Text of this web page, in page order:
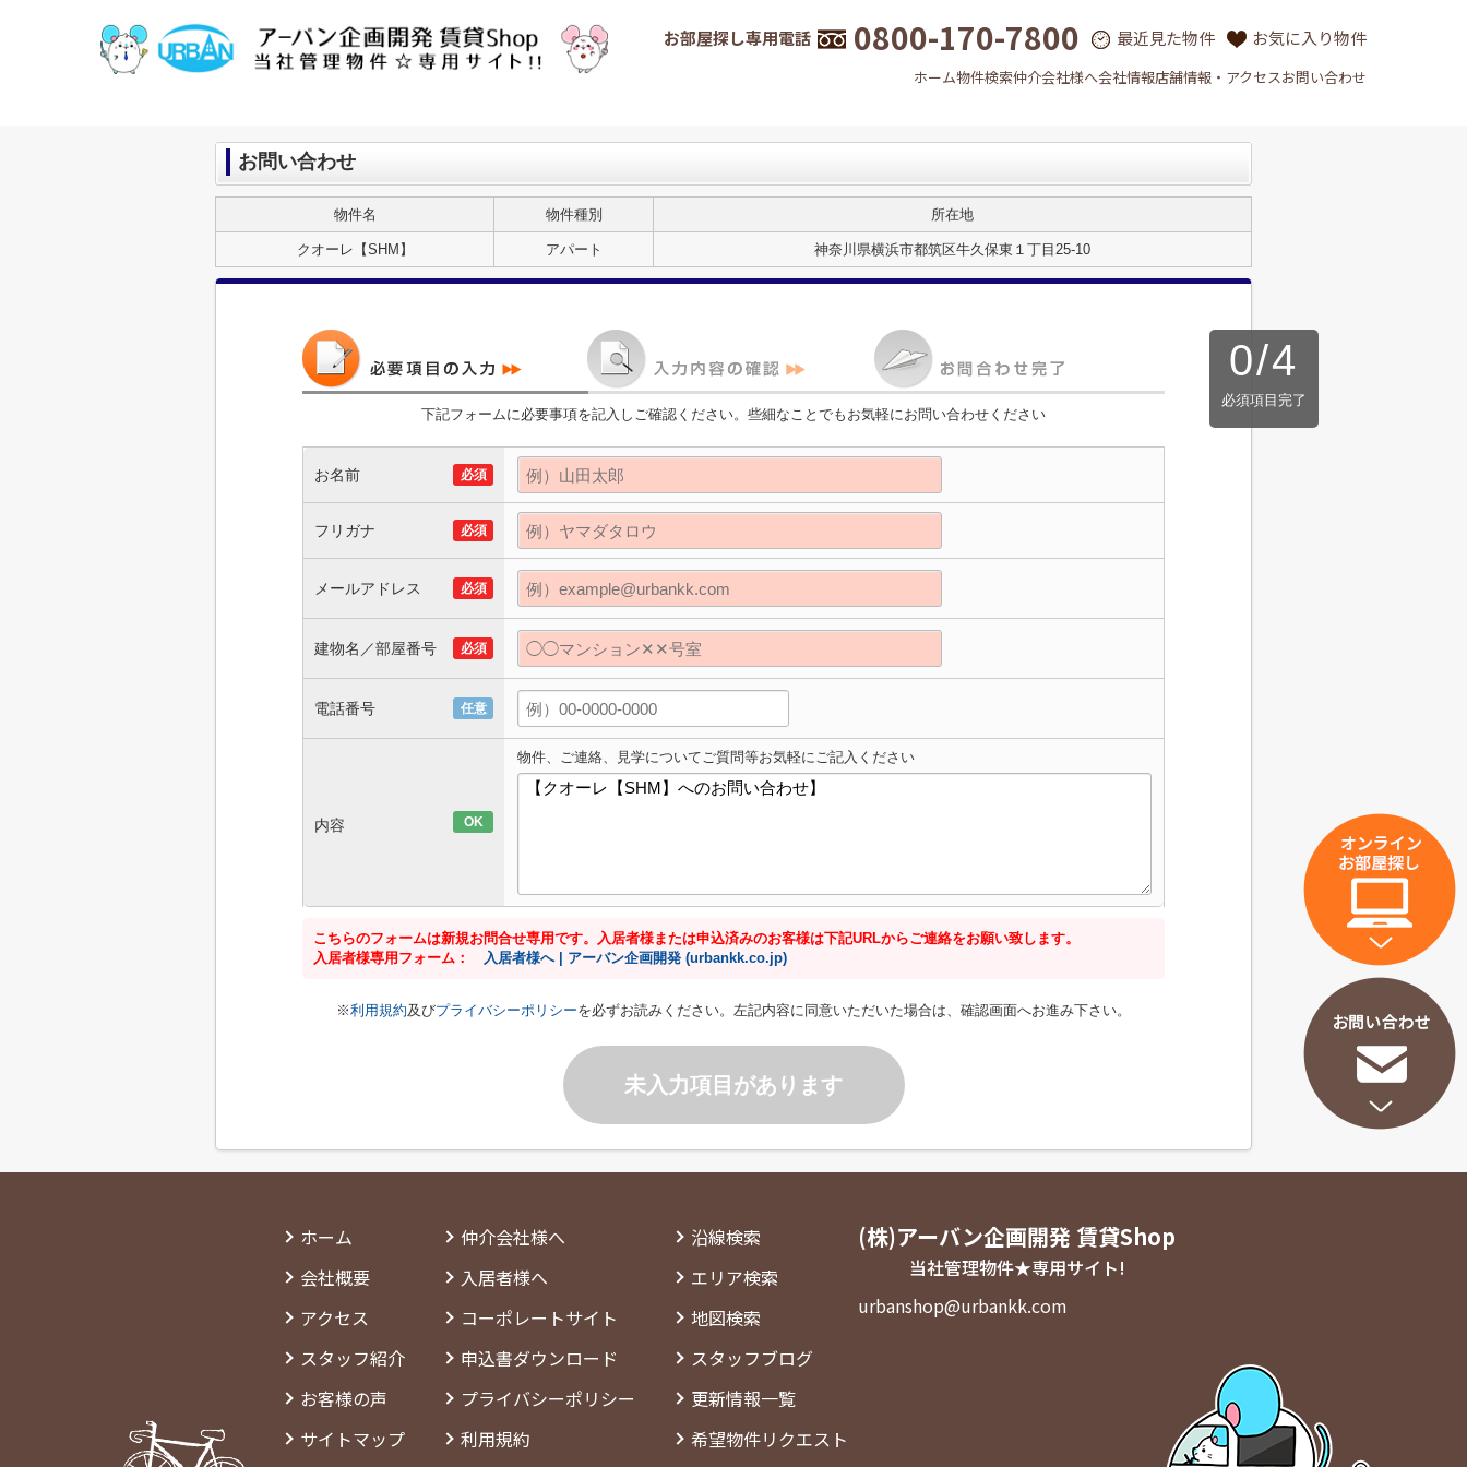
お部屋探し専用電話 0800-170-7800 最近見た物件 お気に入り物件
ホーム物件検索仲介会社様へ会社情報店舗情報・アクセスお問い合わせ
お問い合わせ
物件名 物件種別 所在地
クオーレ【SHM】 アパート 神奈川県横浜市都筑区牛久保東１丁目25-10
0/4
必須項目完了
下記フォームに必要事項を記入しご確認ください。些細なことでもお気軽にお問い合わせください
お名前 必須
フリガナ 必須
メールアドレス 必須
建物名／部屋番号 必須
電話番号 任意
内容 OK
物件、ご連絡、見学についてご質問等お気軽にご記入ください
こちらのフォームは新規お問合せ専用です。入居者様または申込済みのお客様は下記URLからご連絡をお願い致します。
入居者様専用フォーム： 入居者様へ | アーバン企画開発 (urbankk.co.jp)
※利用規約及びプライバシーポリシーを必ずお読みください。左記内容に同意いただいた場合は、確認画面へお進み下さい。
未入力項目があります
ホーム
会社概要
アクセス
スタッフ紹介
お客様の声
サイトマップ
仲介会社様へ
入居者様へ
コーポレートサイト
申込書ダウンロード
プライバシーポリシー
利用規約
沿線検索
エリア検索
地図検索
スタッフブログ
更新情報一覧
希望物件リクエスト
(株)アーバン企画開発 賃貸Shop
当社管理物件★専用サイト!
urbanshop@urbankk.com